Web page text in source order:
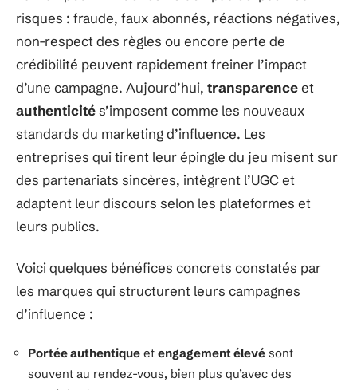
risques : fraude, faux abonnés, réactions négatives,
non-respect des règles ou encore perte de
crédibilité peuvent rapidement freiner l’impact
d’une campagne. Aujourd’hui, transparenceet
authenticités’imposent comme les nouveaux
standards du marketing d’influence. Les
entreprises qui tirent leur épingle du jeu misent sur
des partenariats sincères, intègrent l’UGC et
adaptent leur discours selon les plateformes et
leurs publics.
Voici quelques bénéfices concrets constatés par
les marques qui structurent leurs campagnes
d’influence :
Portée authentique et engagement élevé sont
souvent au rendez-vous, bien plus qu’avec des